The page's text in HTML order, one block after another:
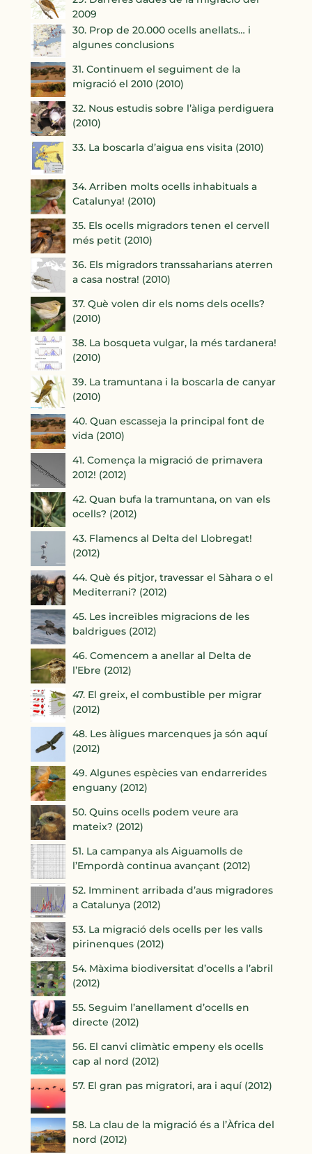
2009
30. Prop de 20.000 ocells anellats… i
algunes conclusions
31. Continuem el seguiment de la
migració el 2010 (2010)
32. Nous estudis sobre l’àliga perdiguera
(2010)
33. La boscarla d’aigua ens visita (2010)
34. Arriben molts ocells inhabituals a
Catalunya! (2010)
35. Els ocells migradors tenen el cervell
més petit (2010)
36. Els migradors transsaharians aterren
a casa nostra! (2010)
37. Què volen dir els noms dels ocells?
(2010)
38. La bosqueta vulgar, la més tardanera!
(2010)
39. La tramuntana i la boscarla de canyar
(2010)
40. Quan escasseja la principal font de
vida (2010)
41. Comença la migració de primavera
2012! (2012)
42. Quan bufa la tramuntana, on van els
ocells? (2012)
43. Flamencs al Delta del Llobregat!
(2012)
44. Què és pitjor, travessar el Sàhara o el
Mediterrani? (2012)
45. Les increïbles migracions de les
baldrigues (2012)
46. Comencem a anellar al Delta de
l’Ebre (2012)
47. El greix, el combustible per migrar
(2012)
48. Les àligues marcenques ja són aquí
(2012)
49. Algunes espècies van endarrerides
enguany (2012)
50. Quins ocells podem veure ara
mateix? (2012)
51. La campanya als Aiguamolls de
l’Empordà continua avançant (2012)
52. Imminent arribada d’aus migradores
a Catalunya (2012)
53. La migració dels ocells per les valls
pirinenques (2012)
54. Màxima biodiversitat d’ocells a l’abril
(2012)
55. Seguim l’anellament d’ocells en
directe (2012)
56. El canvi climàtic empeny els ocells
cap al nord (2012)
57. El gran pas migratori, ara i aquí (2012)
58. La clau de la migració és a l’Àfrica del
nord (2012)